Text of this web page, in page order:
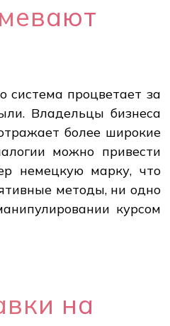
система процветает за
Владельцы бизнеса
более широкие
можно привести
немецкую марку, что
методы, ни одно
курсом
на